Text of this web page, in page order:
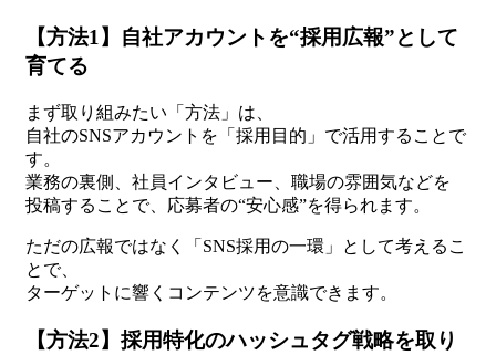
【方法1】自社アカウントを“採用広報”として
育てる
まず取り組みたい「方法」は、
自社のSNSアカウントを「採用目的」で活用することで
す。
業務の裏側、社員インタビュー、職場の雰囲気などを
投稿することで、応募者の“安心感”を得られます。
ただの広報ではなく「SNS採用の一環」として考えるこ
とで、
ターゲットに響くコンテンツを意識できます。
【方法2】採用特化のハッシュタグ戦略を取り